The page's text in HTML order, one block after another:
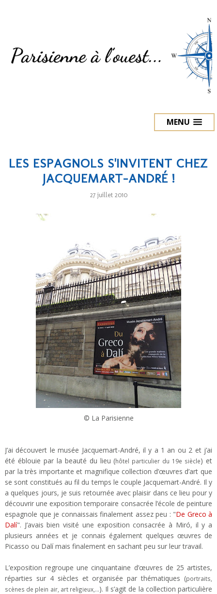
MENU
LES ESPAGNOLS S'INVITENT CHEZ
JACQUEMART-ANDRÉ !
27 juillet 2010
© La Parisienne
J’ai découvert le musée Jacquemart-André, il y a 1 an ou 2 et j’ai
été éblouie par la beauté du lieu(hôtel particulier du 19e siècle) et
par la très importante et magnifique collection d’œuvres d’art que
se sont constitués au fil du temps le couple Jacquemart-André. Il y
a quelques jours, je suis retournée avec plaisir dans ce lieu pour y
découvrir une exposition temporaire consacrée l’école de peinture
espagnole que je connaissais finalement assez peu : "De Greco à
Dalí". J’avais bien visité une exposition consacrée à Miró, il y a
plusieurs années et je connais également quelques œuvres de
Picasso ou Dalí mais finalement en sachant peu sur leur travail.
L’exposition regroupe une cinquantaine d’œuvres de 25 artistes,
réparties sur 4 siècles et organisée par thématiques (portraits,
scènes de plein air, art religieux,…). Il s’agit de la collection particulière